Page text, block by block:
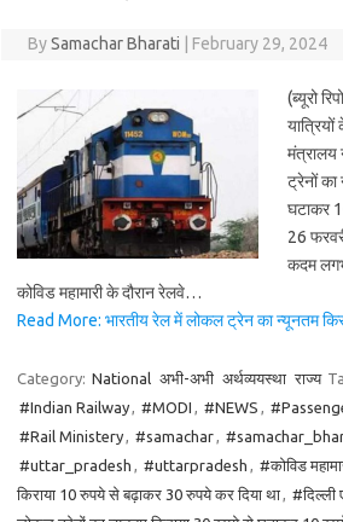
BySamachar Bharati February 29, 2024
(ब्यूरो
मंत्रालय
ट्रेनों
घटाकर
26
कदम
कोविड महामारी के दौरान रेलवे…
Read More: भारतीय रेल में लोकल ट्रेन का न्यूनतम
Category: National अभी-अभी अर्थव्ययस्था राज्य
#Indian Railway, #MODI , #NEWS ,
#Rail Ministery, #samachar,
#uttar_pradesh , #uttarpradesh , #कोविड
किराया 10 रुपये से बढ़ाकर 30 रुपये कर दिया था,